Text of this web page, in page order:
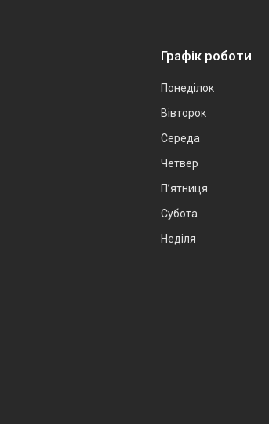
Графік роботи
Понеділок
Вівторок
Середа
Четвер
Пʼятниця
Субота
Неділя